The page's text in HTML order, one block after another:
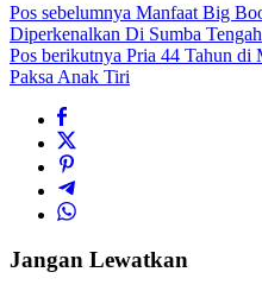
Pos sebelumnya Manfaat Big
Diperkenalkan Di Sumba Tengah
Pos berikutnya Pria 44 Tahun di
Paksa Anak Tiri
Jangan Lewatkan